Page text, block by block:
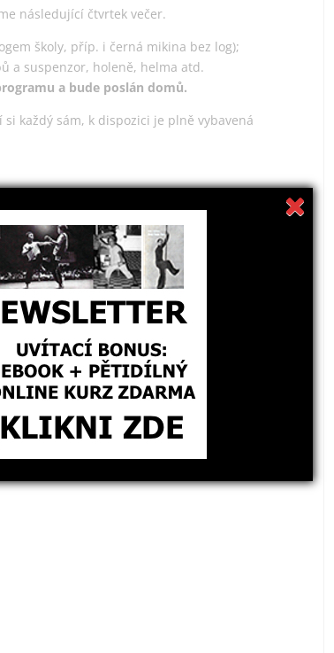
následující čtvrtek večer.
školy, příp. i černá mikina bez log);
a suspenzor, holeně, helma atd.
a bude poslán domů.
každý sám, k dispozici je plně vybavená
Gymů.Přihlašte se na tréninku u
účasti jen na pár vybraných dnů